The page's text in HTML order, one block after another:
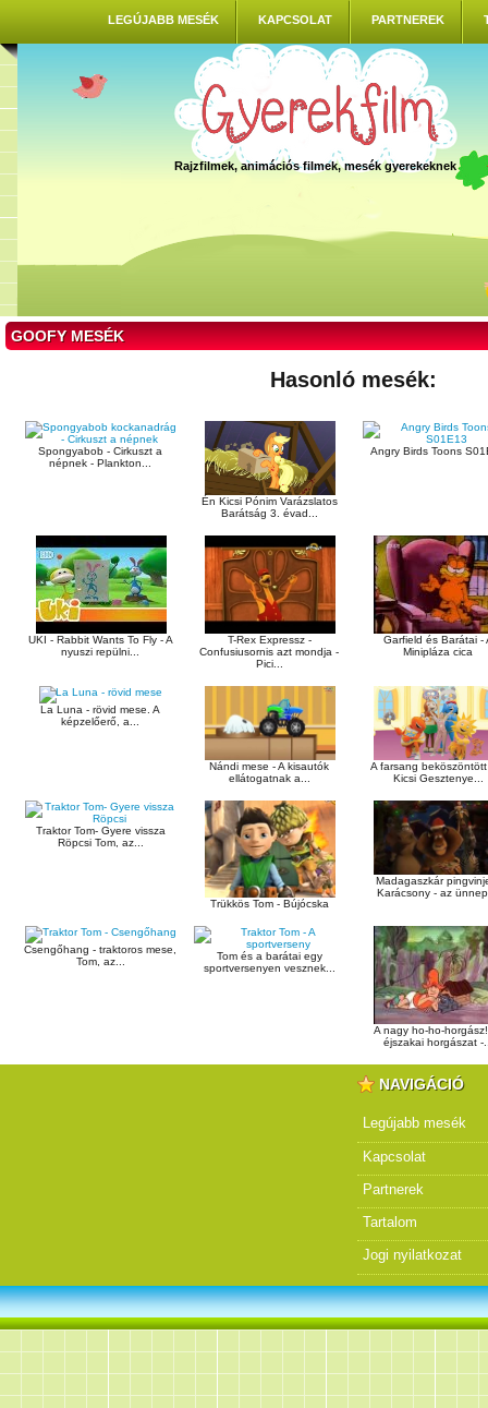
LEGÚJABB MESÉK KAPCSOLAT PARTNEREK
Rajzfilmek, animációs filmek, mesék gyerekeknek
GOOFY MESÉK
Hasonló mesék:
Spongyabob - Cirkuszt a
népnek - Plankton...
Én Kicsi Pónim Varázslatos
Barátság 3. évad...
Angry Birds Toons
UKI - Rabbit Wants To Fly - A
nyuszi repülni...
T-Rex Expressz -
Confusiusornis azt mondja -
Pici...
Garfield és Barátai -
Minipláza cica
La Luna - rövid mese. A
képzelőerő, a...
Nándi mese - A kisautók
ellátogatnak a...
A farsang
Kicsi Gesztenye...
Traktor Tom- Gyere vissza
Röpcsi Tom, az...
Trükkös Tom - Bújócska
Madagaszkár
Karácsony - az
Csengőhang - traktoros mese,
Tom, az...
Tom és a barátai egy
sportversenyen vesznek...
A nagy ho-ho-
éjszakai horgászat -
NAVIGÁCIÓ
Legújabb mesék
Kapcsolat
Partnerek
Tartalom
Jogi nyilatkozat